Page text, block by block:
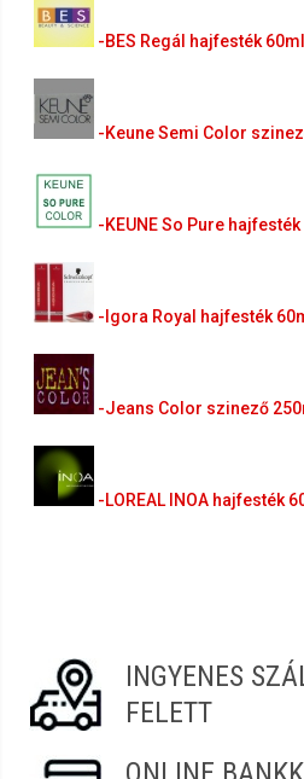
-BES Regál hajfesték 60ml
-Keune Semi Color
-KEUNE So Pure hajfesték
-Igora Royal hajfesték
-Jeans Color szinező
-LOREAL INOA hajfesték
INGYENES
FELETT